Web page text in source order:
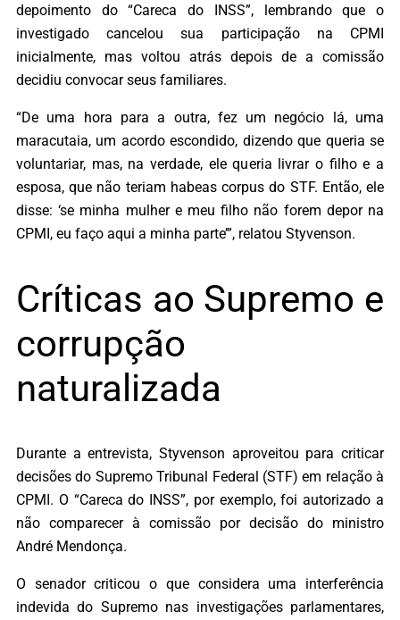
depoimento do “Careca do INSS”, lembrando que o
investigado cancelou sua participação na CPMI
inicialmente, mas voltou atrás depois de a comissão
decidiu convocar seus familiares.
“De uma hora para a outra, fez um negócio lá, uma
maracutaia, um acordo escondido, dizendo que queria se
voluntariar, mas, na verdade, ele queria livrar o filho e a
esposa, que não teriam habeas corpus do STF. Então, ele
disse: ‘se minha mulher e meu filho não forem depor na
CPMI, eu faço aqui a minha parte’”, relatou Styvenson.
Críticas ao Supremo e
corrupção
naturalizada
Durante a entrevista, Styvenson aproveitou para criticar
decisões do Supremo Tribunal Federal (STF) em relação à
CPMI. O “Careca do INSS”, por exemplo, foi autorizado a
não comparecer à comissão por decisão do ministro
André Mendonça.
O senador criticou o que considera uma interferência
indevida do Supremo nas investigações parlamentares,